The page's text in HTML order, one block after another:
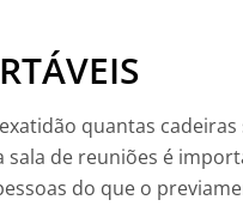
quantas
de reuniões é
do que o